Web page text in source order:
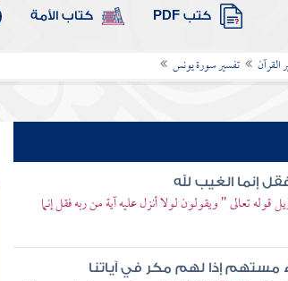
كتب PDF كتاب الأمة
القرآن تفسير سورة يونس
إنما الغيب لله
تعالى " ويقولون لولا أنزل عليه آية من ربه فقل إنما
مستهم إذا لهم مكر في آياتنا